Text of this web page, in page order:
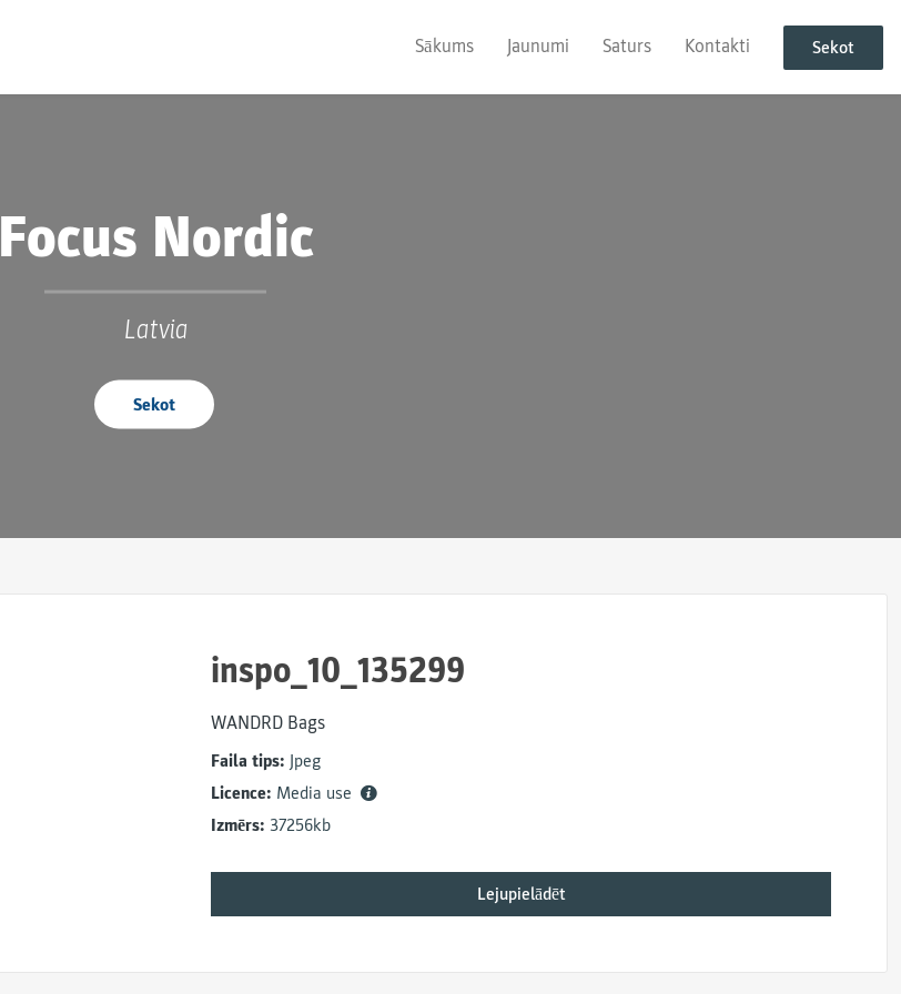
Sākums Jaunumi Saturs Kontakti Sekot
Focus Nordic
Latvia
Sekot
inspo_10_135299
WANDRD Bags
Faila tips: Jpeg
Licence: Media use
Izmērs: 37256kb
Lejupielādēt